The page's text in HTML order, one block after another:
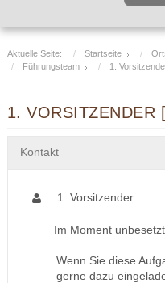
Aktuelle Seite: Startseite
Führungsteam
1.
1. VORSITZENDER
Kontakt
1. Vorsitzender
Im Moment unbesetzt.
Wenn Sie diese
gerne dazu